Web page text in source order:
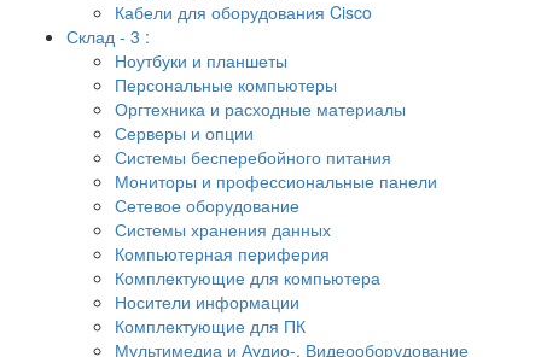
Кабели для оборудования Cisco
Склад - 3 :
Ноутбуки и планшеты
Персональные компьютеры
Оргтехника и расходные материалы
Серверы и опции
Системы бесперебойного питания
Мониторы и профессиональные панели
Сетевое оборудование
Системы хранения данных
Компьютерная периферия
Комплектующие для компьютера
Носители информации
Комплектующие для ПК
Мультимедиа и Аудио-, Видеооборудование